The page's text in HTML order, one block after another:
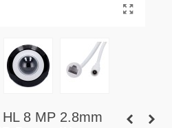
8 MP 2.8mm